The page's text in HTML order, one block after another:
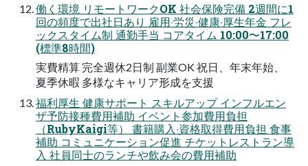
働く環境 リモートワークOK 社会保険完備 2週間に1
回の頻度で出社⽇あり 雇⽤‧労災‧健康‧厚⽣年⾦ フレ
ックスタイム制 通勤⼿当 コアタイム 10:00〜17:00
(標準8時間)
実費精算 完全週休2⽇制 副業OK 祝⽇、年末年始、
夏季休暇 多様なキャリア形成を⽀援
福利厚⽣ 健康サポート スキルアップ インフルエン
ザ予防接種費⽤補助 イベント参加費⽤負担
（RubyKaigi等） 書籍購⼊‧資格取得費⽤負担 ⾷事
補助 コミュニケーション促進 チケットレストラン導
⼊ 社員同⼠のランチや飲み会の費⽤補助